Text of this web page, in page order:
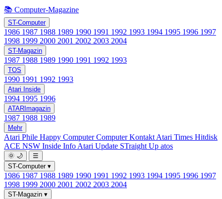
📚 Computer-Magazine
ST-Computer
1986 1987 1988 1989 1990 1991 1992 1993 1994 1995 1996 1997
1998 1999 2000 2001 2002 2003 2004
ST-Magazin
1987 1988 1989 1990 1991 1992 1993
TOS
1990 1991 1992 1993
Atari Inside
1994 1995 1996
ATARImagazin
1987 1988 1989
Mehr
Atari Phile Happy ComputerComputer Kontakt Atari Times Hitdisk
ACE NSW Inside Info Atari Update STraight Up atos
🌞 🌙
☰
ST-Computer ▾
1986 1987 1988 1989 1990 1991 1992 1993 1994 1995 1996 1997
1998 1999 2000 2001 2002 2003 2004
ST-Magazin ▾